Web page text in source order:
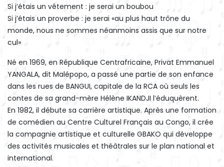
Si j’étais un vêtement : je serai un boubou
Si j’étais un proverbe : je serai «au plus haut trône du
monde, nous ne sommes néanmoins assis que sur notre
cul»
Né en 1969, en République Centrafricaine, Privat Emmanuel
YANGALA, dit Malépopo, a passé une partie de son enfance
dans les rues de BANGUI, capitale de la RCA où seuls les
contes de sa grand-mère Hélène IKANDJI l’éduquèrent.
En 1982, il débute sa carrière artistique. Après une formation
de comédien au Centre Culturel Français au Congo, il crée
la compagnie artistique et culturelle GBAKO qui développe
des activités musicales et théâtrales sur le plan national et
international.